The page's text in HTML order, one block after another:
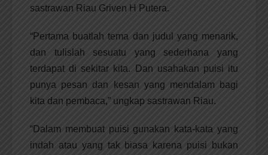
sastrawan Riau Griven H Putera.
“Pertama buatlah tema dan judul yang menarik,
dan tulislah sesuatu yang sederhana yang
terdapat di sekitar kita. Dan usahakan puisi itu
punya pesan dan kesan yang mendalam bagi
kita dan pembaca,” ungkap sastrawan Riau.
“Dalam membuat puisi gunakan kata-kata yang
indah atau yang tak biasa karena puisi bukan